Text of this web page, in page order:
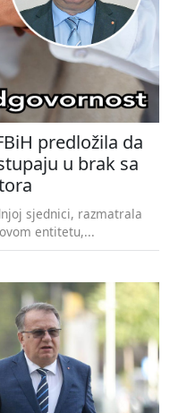
predložila da
u brak sa
sjednici, razmatrala
entitetu,...